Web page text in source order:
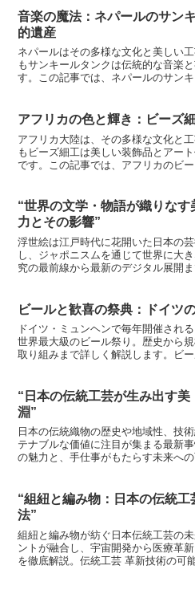
音楽の魔法：ネパールのサン
的遺産
ネパールはその多様な文化と美しい
もサンキールタンクは伝統的な音楽
す。この記事では、ネパールのサン
アフリカの色と輝き：ビーズ
アフリカ大陸は、その多様な文化と
もビーズ細工は美しい装飾品とアー
です。この記事では、アフリカのビ
“世界の文学・物語が織りな
力とその影響”
浮世絵は江戸時代に花開いた日本の
し、ジャポニスムを通じて世界に大
究の最前線から最新のデジタル展開
ビールと歓喜の祭典：ドイツ
ドイツ・ミュンヘンで毎年開催され
世界最大級のビール祭り。歴史から
取り組みまで詳しく解説します。ビ
“日本の伝統工芸が生み出す
淵”
日本の伝統織物の歴史や地域性、技
テナブルな価値に注目が集まる最新
の魅力と、手仕事がもたらす未来への
“組紐と編み物：日本の伝統
法”
組紐と編み物が紡ぐ日本伝統工芸の
ントが融合し、宇宙開発から医療革
を徹底解説。伝統工芸 革新技術の可